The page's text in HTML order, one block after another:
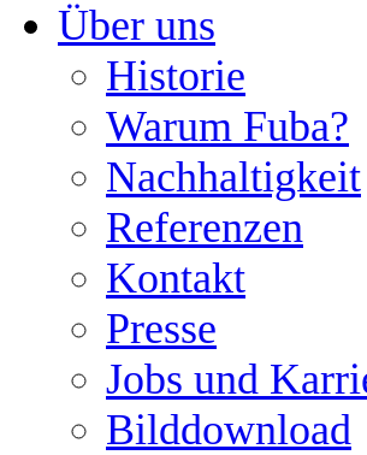
Über uns
Historie
Warum Fuba?
Nachhaltigkeit
Referenzen
Kontakt
Presse
Jobs und
Bilddownload